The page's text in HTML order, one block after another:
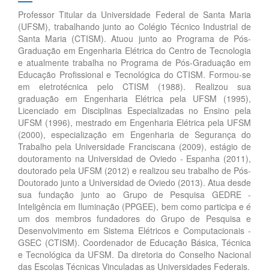
Professor Titular da Universidade Federal de Santa Maria
(UFSM), trabalhando junto ao Colégio Técnico Industrial de
Santa Maria (CTISM). Atuou junto ao Programa de Pós-
Graduação em Engenharia Elétrica do Centro de Tecnologia
e atualmente trabalha no Programa de Pós-Graduação em
Educação Profissional e Tecnológica do CTISM. Formou-se
em eletrotécnica pelo CTISM (1988). Realizou sua
graduação em Engenharia Elétrica pela UFSM (1995),
Licenciado em Disciplinas Especializadas no Ensino pela
UFSM (1996), mestrado em Engenharia Elétrica pela UFSM
(2000), especialização em Engenharia de Segurança do
Trabalho pela Universidade Franciscana (2009), estágio de
doutoramento na Universidad de Oviedo - Espanha (2011),
doutorado pela UFSM (2012) e realizou seu trabalho de Pós-
Doutorado junto a Universidad de Oviedo (2013). Atua desde
sua fundação junto ao Grupo de Pesquisa GEDRE -
Inteligência em Iluminação (PPGEE), bem como participa e é
um dos membros fundadores do Grupo de Pesquisa e
Desenvolvimento em Sistema Elétricos e Computacionais -
GSEC (CTISM). Coordenador de Educação Básica, Técnica
e Tecnológica da UFSM. Da diretoria do Conselho Nacional
das Escolas Técnicas Vinculadas as Universidades Federais.